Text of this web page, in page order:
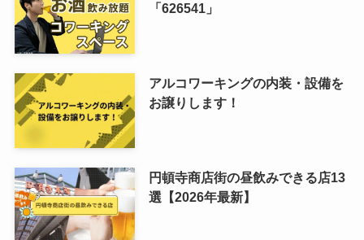
「626541」
アルコワーキングの内装・設備を
お譲りします！
円頓寺商店街の昼飲みできる店13
選【2026年最新】